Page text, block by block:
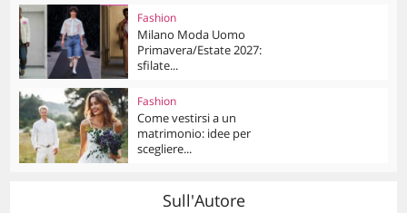
Fashion
Milano Moda Uomo
Primavera/Estate 2027:
sfilate...
Fashion
Come vestirsi a un
matrimonio: idee per
scegliere...
Sull'Autore